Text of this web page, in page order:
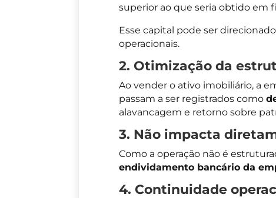
superior ao que seria obtido em
Esse capital pode ser
operacionais.
2. Otimização da
Ao vender o ativo imobiliário, a
passam a ser registrados como
alavancagem e retorno sobre
3. Não impacta
Como a operação não é
endividamento bancário da
4. Continuidade